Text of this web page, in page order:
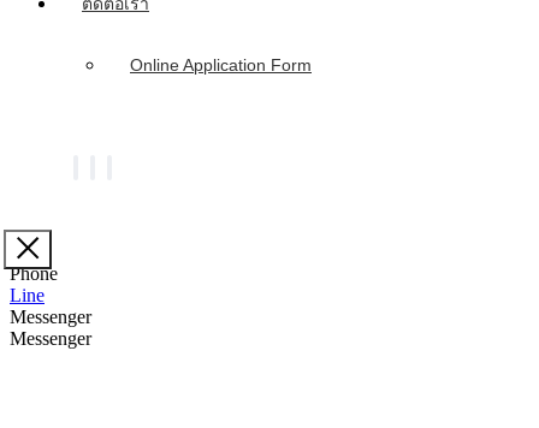
ติดต่อเรา
Online Application Form
Phone
Line
Messenger
Messenger